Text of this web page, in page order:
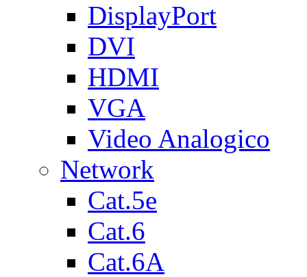
DisplayPort
DVI
HDMI
VGA
Video Analogico
Network
Cat.5e
Cat.6
Cat.6A